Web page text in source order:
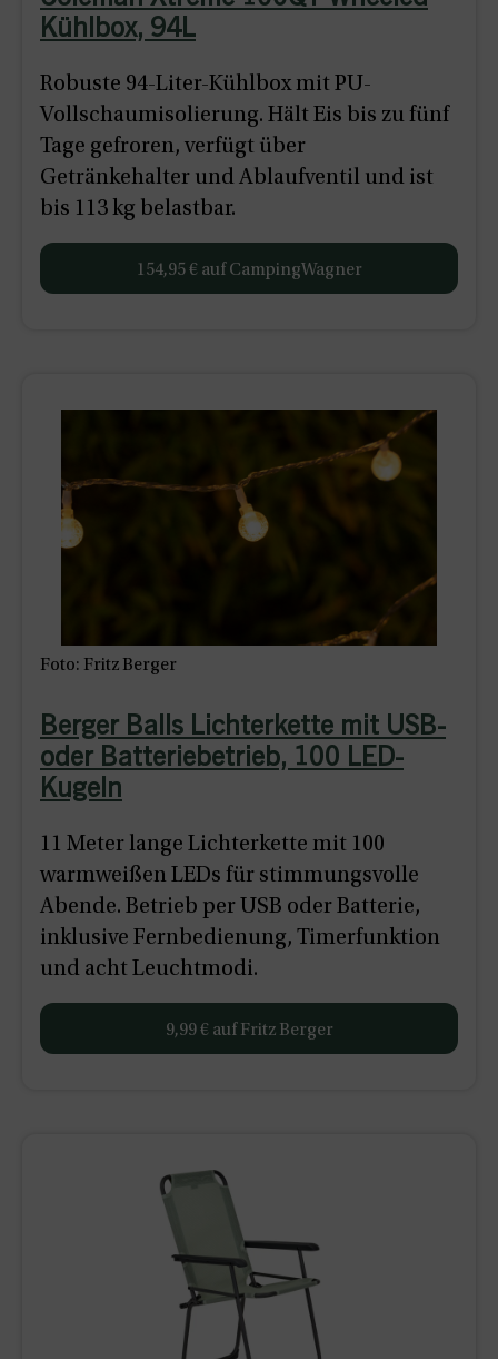
Kühlbox, 94L
Robuste 94-Liter-Kühlbox mit PU-
Vollschaumisolierung. Hält Eis bis zu fünf
Tage gefroren, verfügt über
Getränkehalter und Ablaufventil und ist
bis 113 kg belastbar.
154,95 € auf CampingWagner
Foto: Fritz Berger
Berger Balls Lichterkette mit USB-
oder Batteriebetrieb, 100 LED-
Kugeln
11 Meter lange Lichterkette mit 100
warmweißen LEDs für stimmungsvolle
Abende. Betrieb per USB oder Batterie,
inklusive Fernbedienung, Timerfunktion
und acht Leuchtmodi.
9,99 € auf Fritz Berger